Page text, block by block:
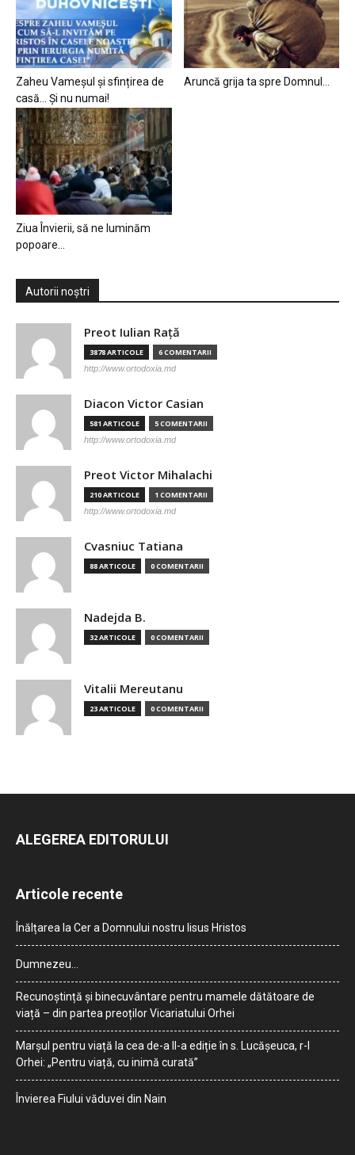
Zaheu Vameșul și sfințirea de
casă… Și nu numai!
Aruncă grija ta spre Domnul…
Ziua Învierii, să ne luminăm
popoare…
Autorii noștri
Preot Iulian Raţă
3878 ARTICOLE 6 COMENTARII
http://www.ortodoxia.md
Diacon Victor Casian
581 ARTICOLE 5 COMENTARII
http://www.ortodoxia.md
Preot Victor Mihalachi
210 ARTICOLE 1 COMENTARII
http://www.ortodoxia.md
Cvasniuc Tatiana
88 ARTICOLE 0 COMENTARII
Nadejda B.
32 ARTICOLE 0 COMENTARII
Vitalii Mereutanu
23 ARTICOLE 0 COMENTARII
ALEGEREA EDITORULUI
Articole recente
Înălțarea la Cer a Domnului nostru Iisus Hristos
Dumnezeu…
Recunoștință și binecuvântare pentru mamele dătătoare de
viață – din partea preoților Vicariatului Orhei
Marșul pentru viață la cea de-a II-a ediție în s. Lucășeuca, r-l
Orhei: „Pentru viață, cu inimă curată”
Învierea Fiului văduvei din Nain